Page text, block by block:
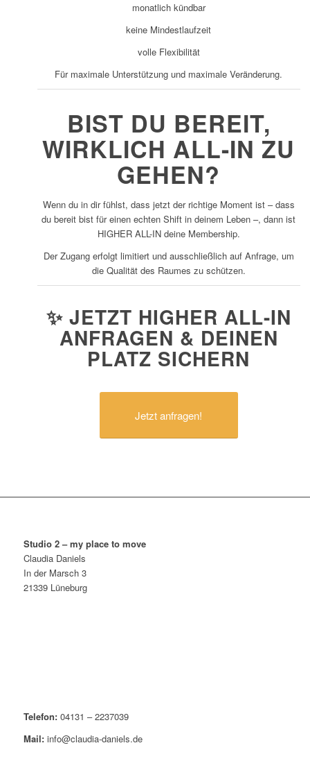
monatlich kündbar
keine Mindestlaufzeit
volle Flexibilität
Für maximale Unterstützung und maximale Veränderung.
BIST DU BEREIT,
WIRKLICH ALL-IN ZU
GEHEN?
Wenn du in dir fühlst, dass jetzt der richtige Moment ist – dass
du bereit bist für einen echten Shift in deinem Leben –, dann ist
HIGHER ALL-IN deine Membership.
Der Zugang erfolgt limitiert und ausschließlich auf Anfrage, um
die Qualität des Raumes zu schützen.
✨ JETZT HIGHER ALL-IN
ANFRAGEN & DEINEN
PLATZ SICHERN
Jetzt anfragen!
Studio 2 – my place to move
Claudia Daniels
In der Marsch 3
21339 Lüneburg
Telefon:04131 – 2237039
Mail: info@claudia-daniels.de